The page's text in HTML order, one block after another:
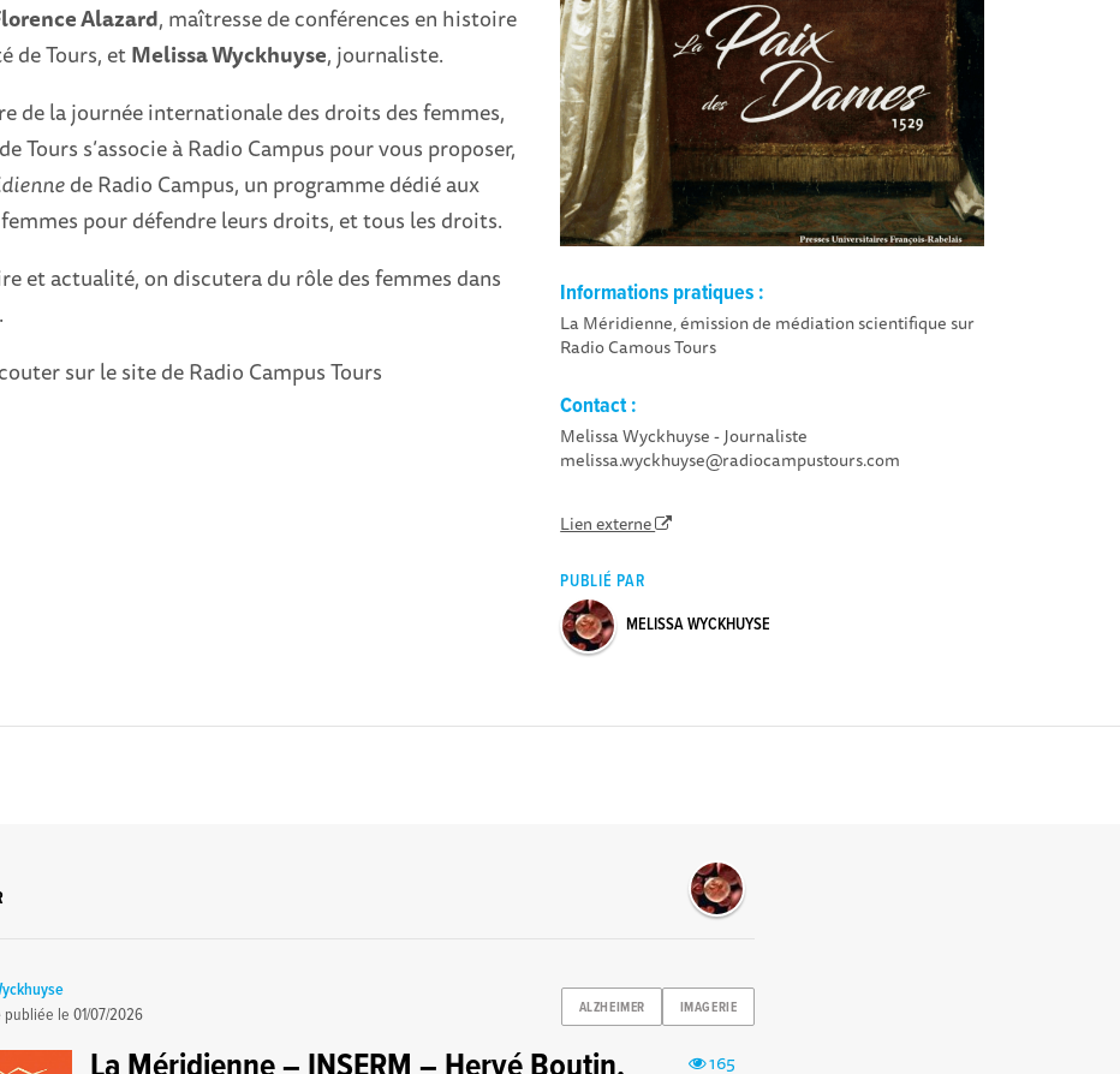
Alazard, maîtresse de conférences en histoire
de Tours, etMelissa Wyckhuyse, journaliste.
de la journée internationale des droits des femmes,
Tours s’associe à Radio Campus pour vous proposer,
de Radio Campus, un programme dédié aux
pour défendre leurs droits, et tous les droits.
et actualité, on discutera du rôle des femmes dans
sur le site de Radio Campus Tours
Informations pratiques :
La Méridienne, émission de médiation scientifique sur
Radio Camous Tours
Contact :
Melissa Wyckhuyse - Journaliste
melissa.wyckhuyse@radiocampustours.com
Lien externe
PUBLIÉ PAR
MELISSA WYCKHUYSE
ALZHEIMER IMAGERIE
publiée le01/07/2026
165